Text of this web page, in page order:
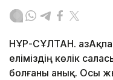
НҰР-СҰЛТАН.
еліміздің көлік
болғаны анық. Осы